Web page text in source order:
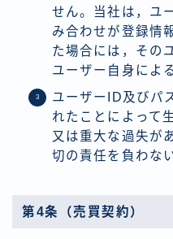
せん。当社は，ユ
み合わせが登録情
た場合には，その
ユーザー自身によ
ユーザーID及びパ
れたことによって
又は重大な過失が
切の責任を負わな
第4条（売買契約）